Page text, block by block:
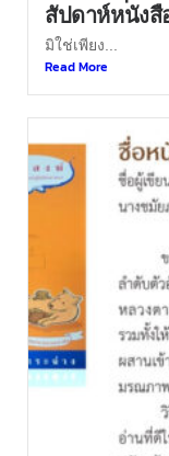
สัปดาห์หนังสื
มิใช่เพียง...
Read More